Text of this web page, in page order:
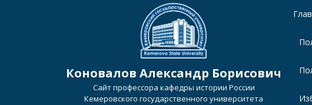
Коновалов Александр Борисович
Сайт профессора кафедры истории России
Кемеровского государственного университета